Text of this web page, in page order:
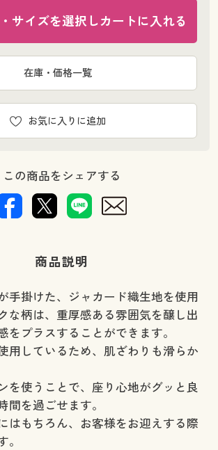
サイズを選択しカートに入れる
お気に入りに追加
在庫・価格一覧
この商品をシェアする
商品説明
手掛けた、ジャカード織生地を使用
な柄は、重厚感ある雰囲気を醸し出
をプラスすることができます。
用しているため、肌ざわりも滑らか
を使うことで、座り心地がグッと良
間を過ごせます。
はもちろん、お客様をお迎えする際